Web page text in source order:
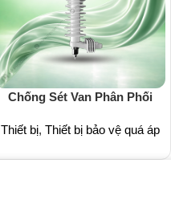
Chống Sét Van Phân Phối
Thiết bị, Thiết bị bảo vệ quá áp